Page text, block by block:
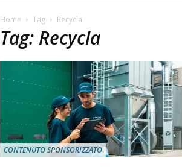
Home Tag Recycla
Tag: Recycla
CONTENUTO SPONSORIZZATO